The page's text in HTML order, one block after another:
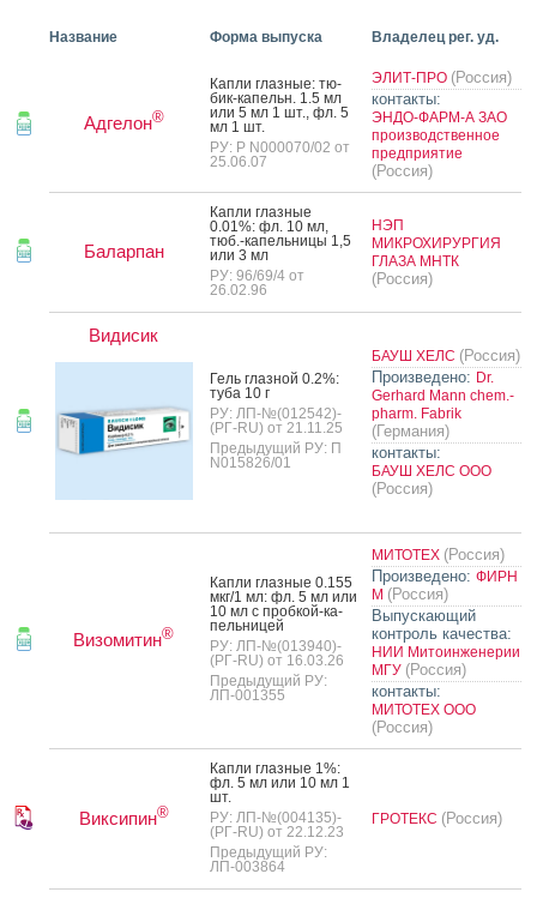
Название Форма выпуска Владелец рег. уд.
Адгелон®
Кап­ли глаз­ные: тю­
бик-ка­пельн. 1.5 мл
или 5 мл 1 шт., фл. 5
мл 1 шт.
РУ: Р N000070/02 от
25.06.07
ЭЛИТ-ПРО (Россия)
контакты:
ЭНДО-ФАРМ-А ЗАО
производственное
предприятие
(Россия)
Баларпан
Кап­ли глаз­ные
0.01%: фл. 10 мл,
тюб.-ка­пель­ни­цы 1,5
или 3 мл
РУ: 96/69/4 от
26.02.96
НЭП
МИКРОХИРУРГИЯ
ГЛАЗА МНТК
(Россия)
Видисик
Гель глаз­ной 0.2%:
ту­ба 10 г
РУ: ЛП-№(012542)-
(РГ-RU) от 21.11.25
Предыдущий РУ: П
N015826/01
БАУШ ХЕЛС (Россия)
Произведено: Dr.
Gerhard Mann chem.-
pharm. Fabrik
(Германия)
контакты:
БАУШ ХЕЛС ООО
(Россия)
Визомитин®
Кап­ли глаз­ные 0.155
мкг/1 мл: фл. 5 мл или
10 мл с проб­кой-ка­
пель­ни­цей
РУ: ЛП-№(013940)-
(РГ-RU) от 16.03.26
Предыдущий РУ:
ЛП-001355
МИТОТЕХ (Россия)
Произведено: ФИРН
М (Россия)
Выпускающий
контроль качества:
НИИ Митоинженерии
МГУ (Россия)
контакты:
МИТОТЕХ ООО
(Россия)
Виксипин®
Кап­ли глаз­ные 1%:
фл. 5 мл или 10 мл 1
шт.
РУ: ЛП-№(004135)-
(РГ-RU) от 22.12.23
Предыдущий РУ:
ЛП-003864
ГРОТЕКС (Россия)